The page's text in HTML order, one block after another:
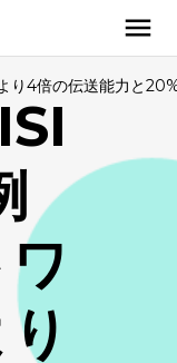
例
4倍の伝送能力と